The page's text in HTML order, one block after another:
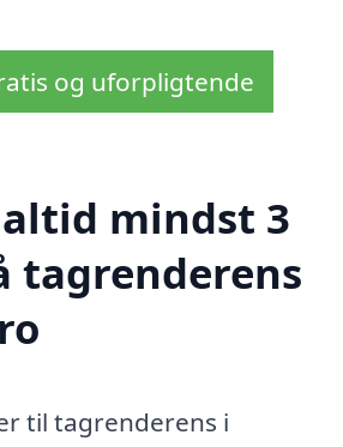
og uforpligtende
mindst 3
tagrenderens
til tagrenderens i